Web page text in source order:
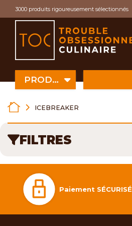
3000 produits rigoureusement sélectionnés
PRODUITS
ICEBREAKER
FILTRES
Paiement SÉCURISÉ